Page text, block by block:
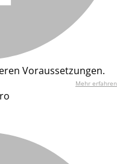
Voraussetzungen.
Mehr erfahren